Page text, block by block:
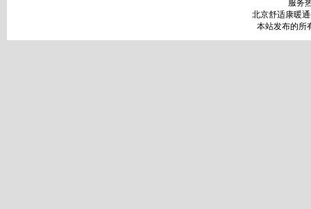
服务
北京舒适康暖
本站发布的所